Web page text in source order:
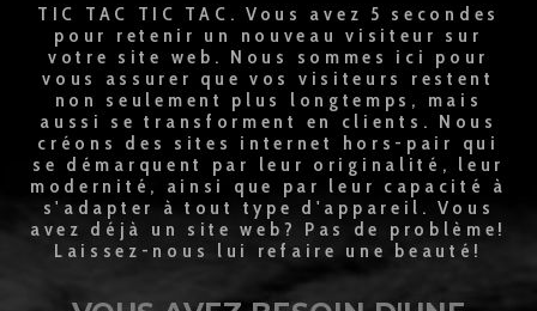
TIC TAC TIC TAC. Vous avez 5 secondes
pour retenir un nouveau visiteur sur
votre site web. Nous sommes ici pour
vous assurer que vos visiteurs restent
non seulement plus longtemps, mais
aussi se transforment en clients. Nous
créons des sites internet hors-pair qui
se démarquent par leur originalité, leur
modernité, ainsi que par leur capacité à
s'adapter à tout type d'appareil. Vous
avez déjà un site web? Pas de problème!
Laissez-nous lui refaire une beauté!